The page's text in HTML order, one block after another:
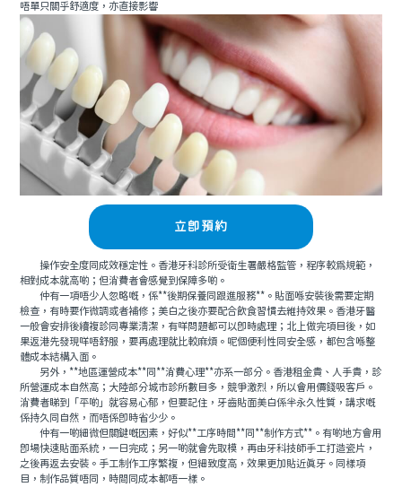
唔單只關乎舒適度，亦直接影響
立即預約
操作安全度同成效穩定性。香港牙科診所受衛生署嚴格監管，程序較爲規範，
相對成本就高啲；但消費者會感覺到保障多啲。
仲有一項唔少人忽略嘅，係**後期保養同跟進服務**。貼面喺安裝後需要定期
檢查，有時要作微調或者補修；美白之後亦要配合飲食習慣去維持效果。香港牙醫
一般會安排後續複診同專業清潔，有咩問題都可以即時處理；北上做完項目後，如
果返港先發現咩唔舒服，要再處理就比較麻煩。呢個便利性同安全感，都包含喺整
體成本結構入面。
另外，**地區運營成本**同**消費心理**亦系一部分。香港租金貴、人手貴，診
所營運成本自然高；大陸部分城市診所數目多，競爭激烈，所以會用價錢吸客戶。
消費者睇到「平啲」就容易心郁，但要記住，牙齒貼面美白係半永久性質，講求嘅
係持久同自然，而唔係即時省少少。
仲有一啲細微但關鍵嘅因素，好似**工序時間**同**制作方式**。有啲地方會用
即場快速貼面系統，一日完成；另一啲就會先取模，再由牙科技師手工打造瓷片，
之後再返去安裝。手工制作工序繁複，但細致度高，效果更加貼近真牙。同樣項
目，制作品質唔同，時間同成本都唔一樣。